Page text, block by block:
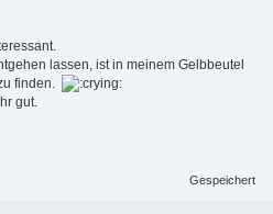
lassen, ist in meinem Gelbbeutel
finden.
gut.
Gespeichert